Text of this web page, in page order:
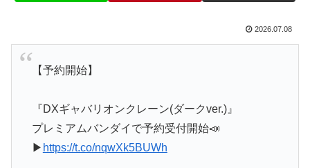
2026.07.08
【予約開始】
『DXギャバリオンクレーン(ダークver.)』
プレミアムバンダイで予約受付開始📣
▶ https://t.co/nqwXk5BUWh